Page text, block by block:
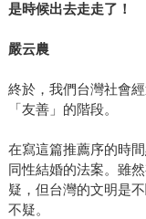
是時候出去走走了！
嚴云農
終於，我們台灣社會
「友善」的階段。
在寫這篇推薦序的時
同性結婚的法案。雖
疑，但台灣的文明是
不疑。